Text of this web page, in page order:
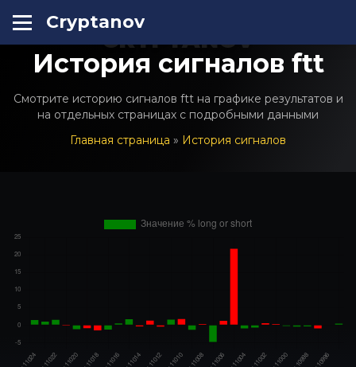
Cryptanov
CRYPTANOV
История сигналов ftt
Смотрите историю сигналов ftt на графике результатов и
на отдельных страницах с подробными данными
Главная страница » История сигналов